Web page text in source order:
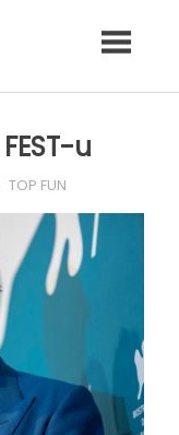
u
TOP FUN